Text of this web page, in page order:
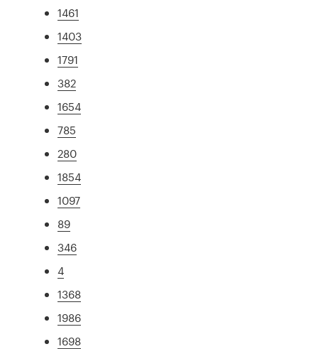
1461
1403
1791
382
1654
785
280
1854
1097
89
346
4
1368
1986
1698